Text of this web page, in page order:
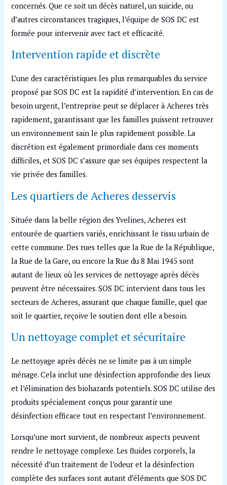
concernés. Que ce soit un décès naturel, un suicide, ou
d’autres circonstances tragiques, l’équipe de SOS DC est
formée pour intervenir avec tact et efficacité.
Intervention rapide et discrète
L’une des caractéristiques les plus remarquables du service
proposé par SOS DC est la rapidité d’intervention. En cas de
besoin urgent, l’entreprise peut se déplacer à Acheres très
rapidement, garantissant que les familles puissent retrouver
un environnement sain le plus rapidement possible. La
discrétion est également primordiale dans ces moments
difficiles, et SOS DC s’assure que ses équipes respectent la
vie privée des familles.
Les quartiers de Acheres desservis
Située dans la belle région des Yvelines, Acheres est
entourée de quartiers variés, enrichissant le tissu urbain de
cette commune. Des rues telles que la Rue de la République,
la Rue de la Gare, ou encore la Rue du 8 Mai 1945 sont
autant de lieux où les services de nettoyage après décès
peuvent être nécessaires. SOS DC intervient dans tous les
secteurs de Acheres, assurant que chaque famille, quel que
soit le quartier, reçoive le soutien dont elle a besoin.
Un nettoyage complet et sécuritaire
Le nettoyage après décès ne se limite pas à un simple
ménage. Cela inclut une désinfection approfondie des lieux
et l’élimination des biohazards potentiels. SOS DC utilise des
produits spécialement conçus pour garantir une
désinfection efficace tout en respectant l’environnement.
Lorsqu’une mort survient, de nombreux aspects peuvent
rendre le nettoyage complexe. Les fluides corporels, la
nécessité d’un traitement de l’odeur et la désinfection
complète des surfaces sont autant d’éléments que SOS DC